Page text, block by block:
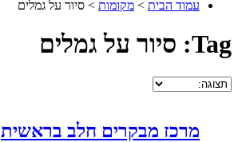
עמוד הבית > מקומות > סיור על גמלים
Tag: סיור על גמלים
מרכז מבקרים חלב בראשית